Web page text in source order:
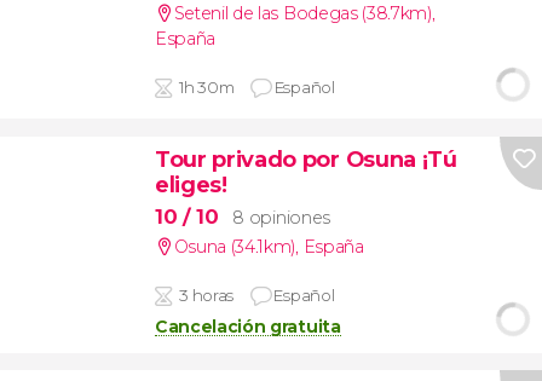
Setenil de las Bodegas (38.7km),
España
1h 30m Español
Tour privado por Osuna ¡Tú
eliges!
10 / 10
8 opiniones
Osuna (34.1km), España
3 horas Español
Cancelación gratuita